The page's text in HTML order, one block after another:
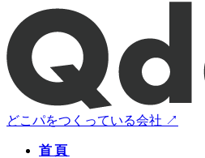
どこパをつくっている会社 ↗
首頁